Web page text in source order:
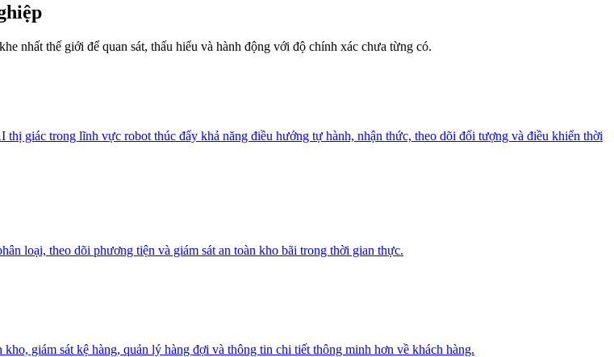
nhất thế giới để quan sát, thấu hiểu và hành động với độ chính xác chưa từng có.
giác trong lĩnh vực robot thúc đẩy khả năng điều hướng tự hành, nhận thức, theo dõi đối tượng và điều khiển thời
loại, theo dõi phương tiện và giám sát an toàn kho bãi trong thời gian thực.
giám sát kệ hàng, quản lý hàng đợi và thông tin chi tiết thông minh hơn về khách hàng.